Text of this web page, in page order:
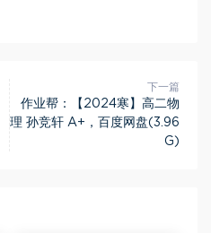
下一篇
作业帮：【2024寒】高二物
理 孙竞轩 A+，百度网盘(3.96
G)